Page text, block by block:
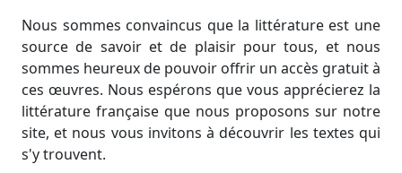
Nous sommes convaincus que la littérature est une
source de savoir et de plaisir pour tous, et nous
sommes heureux de pouvoir offrir un accès gratuit à
ces œuvres. Nous espérons que vous apprécierez la
littérature française que nous proposons sur notre
site, et nous vous invitons à découvrir les textes qui
s'y trouvent.